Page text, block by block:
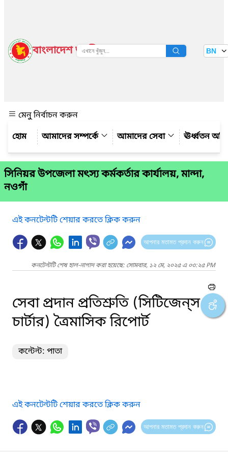
বাংলাদেশ জাতীয় তথ্য বাতায়ন BN
মেনু নির্বাচন করুন
আমাদের সম্পর্কে
আমাদের সেবা ঊর্ধ্বতন
সিনিয়র উপজেলা মৎস্য কর্মকর্তার কার্যালয়, মান্দা,
নওগাঁ
এই কনটেন্টটি শেয়ার করতে ক্লিক করুন
আপনার মতামত প্রদান করুন
কনটেন্টটি শেষ হাল-নাগাদ করা হয়েছে: সোমবার, ১২ মে, ২০২৫ এ ০৩:২৫ PM
সেবা প্রদান প্রতিশ্রুতি (সিটিজেন্‌স
চার্টার) ত্রৈমাসিক রিপোর্ট
কন্টেন্ট: পাতা
এই কনটেন্টটি শেয়ার করতে ক্লিক করুন
আপনার মতামত প্রদান করুন